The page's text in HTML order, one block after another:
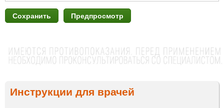
Инструкции для врачей